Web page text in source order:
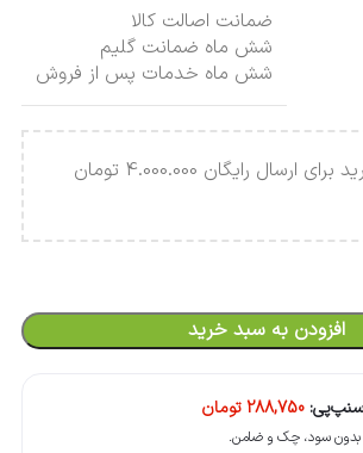
ضمانت اصالت کالا
شش ماه ضمانت گلیم
شش ماه خدمات پس از فروش
حداقل میزان خرید برای ارسال رایگان 4.000.000 تومان
افزودن به سبد خرید
288,750تومان